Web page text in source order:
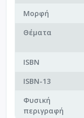
Μορφή
Θέματα
ISBN
ISBN-13
Φυσική
περιγραφή